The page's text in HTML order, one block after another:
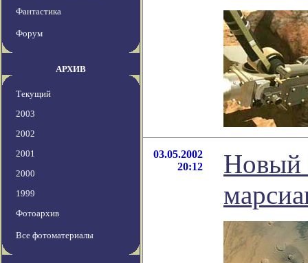
Фантастика
Форум
АРХИВ
Текущий
2003
2002
2001
2000
1999
Фотоархив
Все фотоматериалы
03.05.2002
20:12
Новый